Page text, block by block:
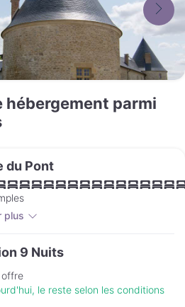
hébergement parmi
du Pont
plus
9 Nuits
offre
le reste selon les conditions